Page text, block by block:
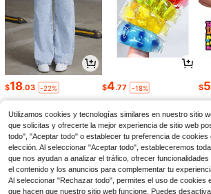
$18.03 -22% $4.77 -18% $5
Utilizamos cookies y tecnologías similares en nuestro sitio
que solicitas y ofrecerte la mejor experiencia de sitio web
todo", "Aceptar todo" o establecer tu preferencia de cookies
elección. Al seleccionar "Aceptar todo", estableceremos
que nos ayudan a analizar el tráfico, ofrecer
el contenido y los anuncios para complementar tu
Al seleccionar "Rechazar todo", permites el uso de cookies
que hacen que nuestro sitio web funcione. Puedes